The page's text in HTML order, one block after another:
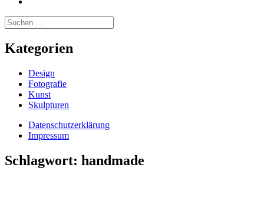
Suchen
nach:
Kategorien
Design
Fotografie
Kunst
Skulpturen
Datenschutzerklärung
Impressum
Schlagwort: handmade